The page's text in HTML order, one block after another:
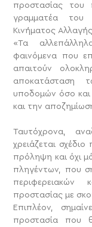
προστασίας του
γραμματέα του
Κινήματος
«Τα
φαινόμενα που
απαιτούν
αποκατάσταση
υποδομών όσο και
και την
Ταυτόχρονα,
χρειάζεται
πρόληψη και όχι
πληγέντων, που
περιφερειακών
προστασίας με
Επιπλέον,
προστασία που